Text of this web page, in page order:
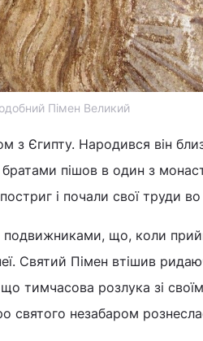
Пімен Великий
з Єгипту. Народився він
пішов в один з
і почали свої труди
подвижниками, що, коли
Святий Пімен втішив
що тимчасова розлука зі
святого незабаром